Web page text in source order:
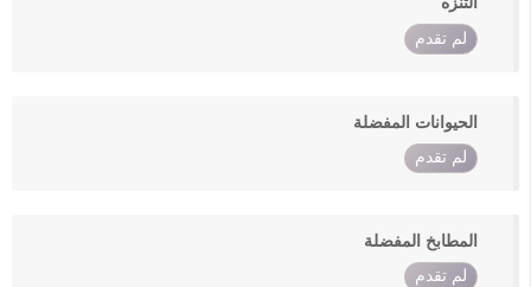
لم تقدم
الحيوانات المفضلة
لم تقدم
المطابخ المفضلة
لم تقدم